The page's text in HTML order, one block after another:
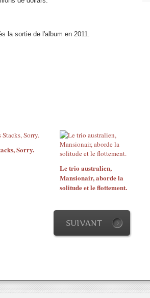
la sortie de l'album en 2011.
Sorry.
Le trio australien,
Mansionair, aborde la
solitude et le flottement.
SUIVANT